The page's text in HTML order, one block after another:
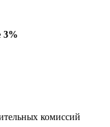
3%
комиссий